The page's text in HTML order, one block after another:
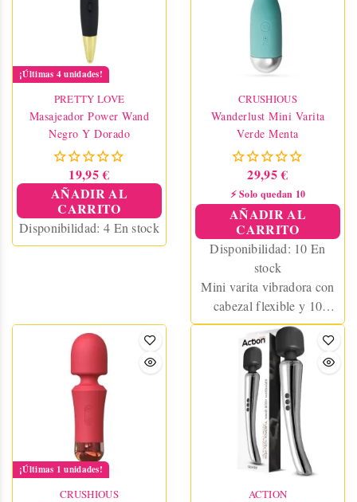
¡Últimas 4 unidades!
PRETTY LOVE
Masajeador Power Wand
Negro Y Dorado
19,95 €
AÑADIR AL
CARRITO
Disponibilidad: 4 En stock
CRUSHIOUS
Wanderlust Mini Varita
Verde Menta
29,95 €
⚡ Solo quedan 10
AÑADIR AL
CARRITO
Disponibilidad: 10 En
stock
Mini varita vibradora con
cabezal flexible y 10
modos de vibración.
Recargable, resistente al
agua, ideal para
estimulación externa
precisa. Color verde menta,
suave y elegante.
¡Últimas 1 unidades!
CRUSHIOUS ACTION